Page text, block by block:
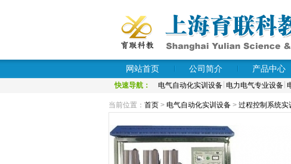
网站首页 公司简介 产品中心
快速导航： 电气自动化实训设备 电力电气专业设备
当前位置： 首页 > 电气自动化实训设备 > 过程控制系统实